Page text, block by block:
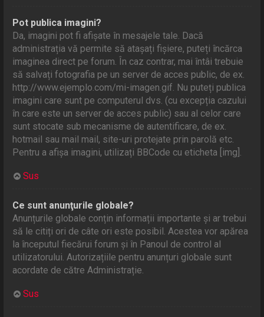
Pot publica imagini?
Da, imagini pot fi afișate în mesajele tale. Dacă
administrația vă permite să atașați fișiere, puteți încărca
imaginea direct pe forum. În caz contrar, mai întâi trebuie
să salvați fotografia pe un server de acces public, de ex.
http://www.ejemplo.com/mi-imagen.gif. Nu puteți publica
imagini care sunt pe computerul dvs. (cu excepția cazului
în care este un server de acces public) sau al celor care
sunt stocate sub mecanisme de autentificare, de ex.
hotmail sau mail mail, site-uri protejate prin parolă etc.
Pentru a afișa imagini, utilizați BBCode cu eticheta [img].
Sus
Ce sunt anunţurile globale?
Anunțurile globale conțin informații importante și ar trebui
să le citiți ori de câte ori este posibil. Acestea vor apărea
la începutul fiecărui forum și în Panoul de control al
utilizatorului. Autorizațiile pentru anunțuri globale sunt
acordate de către Administrație.
Sus